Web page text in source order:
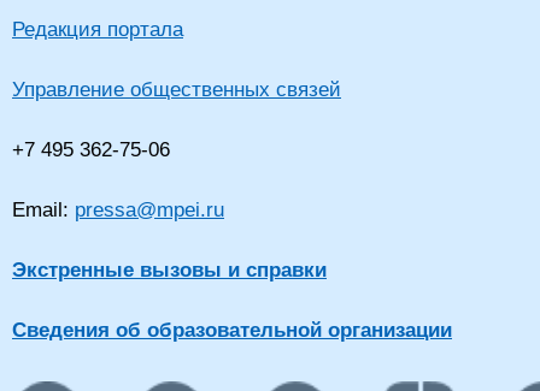
Редакция портала
Управление общественных связей
+7 495 362-75-06
Email: pressa@mpei.ru
Экстренные вызовы и справки
Сведения об образовательной организации